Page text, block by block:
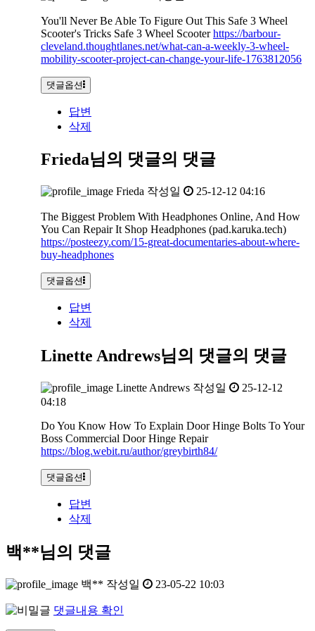
You'll Never Be Able To Figure Out This Safe 3 Wheel
Scooter's Tricks Safe 3 Wheel Scooterhttps://barbour-
cleveland.thoughtlanes.net/what-can-a-weekly-3-wheel-
mobility-scooter-project-can-change-your-life-1763812056
댓글옵션
답변
삭제
Frieda님의 댓글의 댓글
Frieda 작성일 25-12-12 04:16
The Biggest Problem With Headphones Online, And How
You Can Repair It Shop Headphones (pad.karuka.tech)
https://posteezy.com/15-great-documentaries-about-where-
buy-headphones
댓글옵션
답변
삭제
Linette Andrews님의 댓글의 댓글
Linette Andrews 작성일
25-12-12
04:18
Do You Know How To Explain Door Hinge Bolts To Your
Boss Commercial Door Hinge Repair
https://blog.webit.ru/author/greybirth84/
댓글옵션
답변
삭제
백**님의 댓글
백** 작성일 23-05-22 10:03
댓글내용 확인